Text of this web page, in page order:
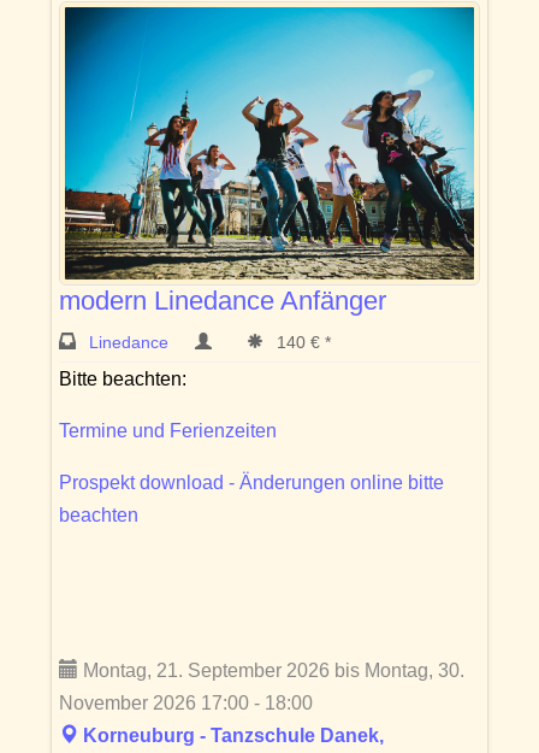
modern Linedance Anfänger
Linedance 140 € *
Bitte beachten:
Termine und Ferienzeiten
Prospekt download - Änderungen online bitte
beachten
Montag, 21. September 2026 bis Montag, 30.
November 2026 17:00 - 18:00
Korneuburg - Tanzschule Danek,